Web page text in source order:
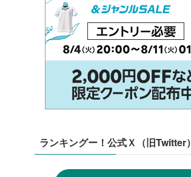
ランキングー！公式Ｘ（旧Twitter）